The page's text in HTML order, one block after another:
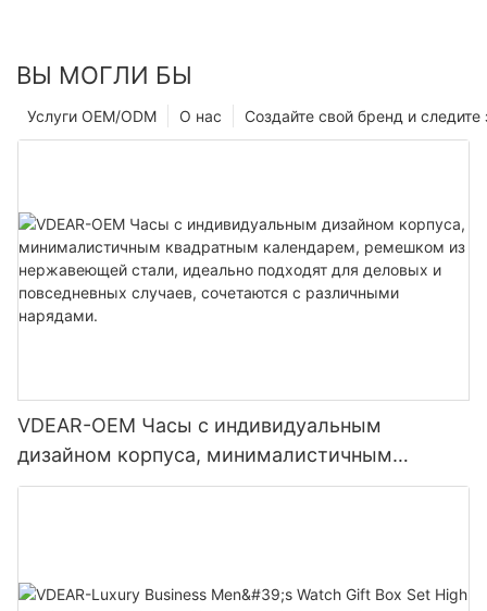
ВЫ МОГЛИ БЫ
Создайте свой бренд и следите
О нас
Услуги OEM/ODM
VDEAR-OEM Часы с индивидуальным
дизайном корпуса, минималистичным
квадратным календарем, ремешком из